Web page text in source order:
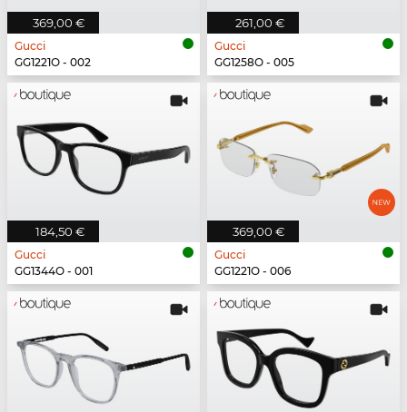
369,00 €
Gucci
GG1221O - 002
261,00 €
Gucci
GG1258O - 005
184,50 €
Gucci
GG1344O - 001
369,00 €
Gucci
GG1221O - 006